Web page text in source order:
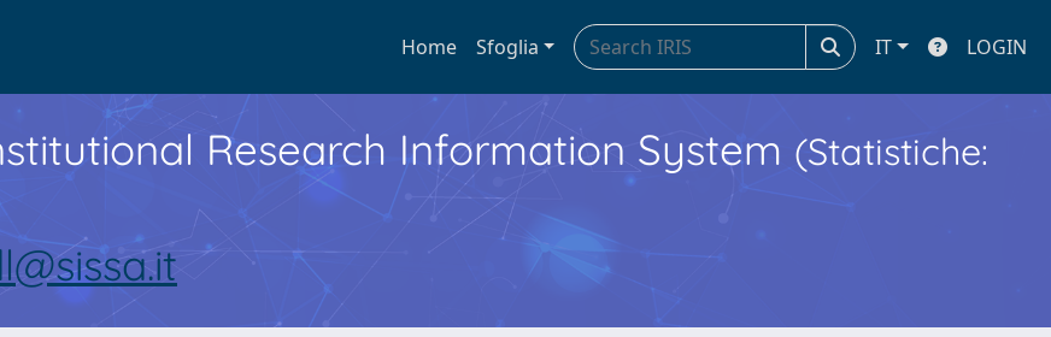
Home Sfoglia IT LOGIN
Research Information System (Statistiche: